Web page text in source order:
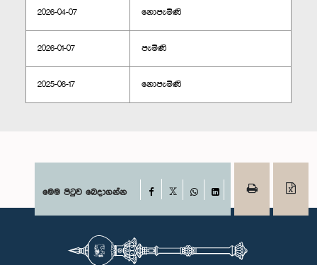
2026-04-07 නොපැමිණි
2026-01-07 පැමිණි
2025-06-17 නොපැමිණි
මෙම පිටුව බෙදාගන්න Facebook
WhatsAppLinkedIn